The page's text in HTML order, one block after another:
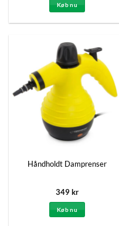
Køb nu
Håndholdt Damprenser
349kr
Køb nu